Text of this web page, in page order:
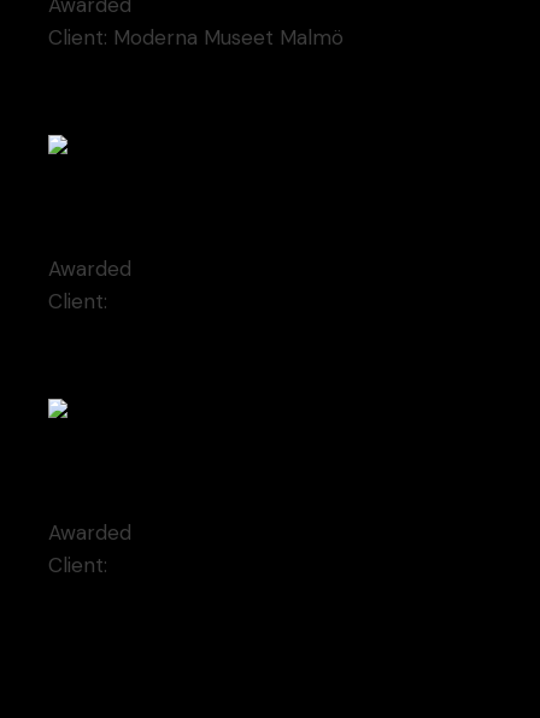
Awarded
Client: Moderna Museet Malmö
Awarded
Client:
Awarded
Client: